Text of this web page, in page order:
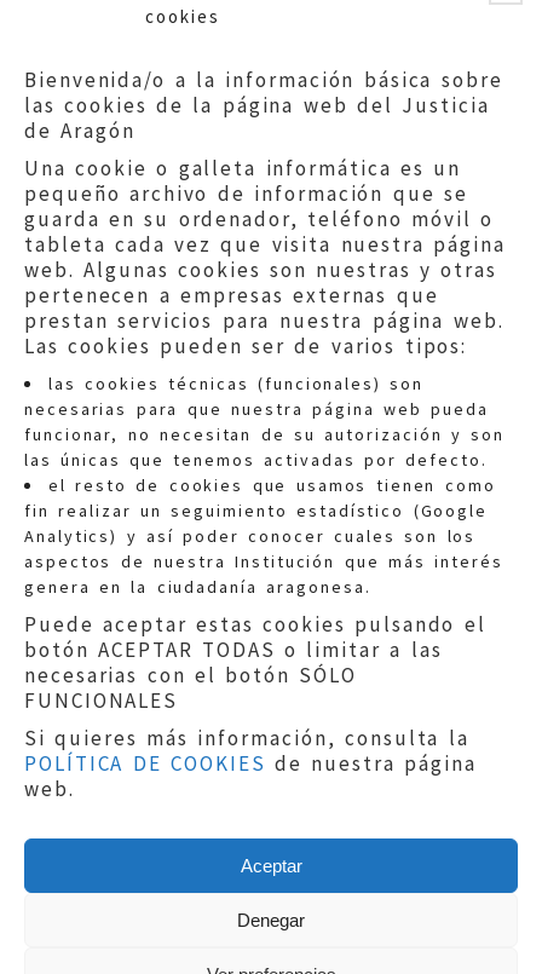
cookies
Bienvenida/o a la información básica sobre
las cookies de la página web del Justicia
de Aragón
Una cookie o galleta informática es un
pequeño archivo de información que se
guarda en su ordenador, teléfono móvil o
tableta cada vez que visita nuestra página
web. Algunas cookies son nuestras y otras
pertenecen a empresas externas que
prestan servicios para nuestra página web.
Las cookies pueden ser de varios tipos:
las cookies técnicas (funcionales) son
necesarias para que nuestra página web pueda
funcionar, no necesitan de su autorización y son
las únicas que tenemos activadas por defecto.
el resto de cookies que usamos tienen como
fin realizar un seguimiento estadístico (Google
Analytics) y así poder conocer cuales son los
aspectos de nuestra Institución que más interés
genera en la ciudadanía aragonesa.
Puede aceptar estas cookies pulsando el
botón ACEPTAR TODAS o limitar a las
necesarias con el botón SÓLO
FUNCIONALES
Si quieres más información, consulta la
POLÍTICA DE COOKIES de nuestra página
web.
Aceptar
Denegar
Quejas:quejas@eljusticiadearagon.es
Información general:
informacion@eljusticiadearagon.es
Teléfonos:900 210 210/
Aviso legal|Política de privacidad|
Protección de Datos
Política de cookies
Copyright © 2019El Justicia de Aragón|
Sephor Consulting